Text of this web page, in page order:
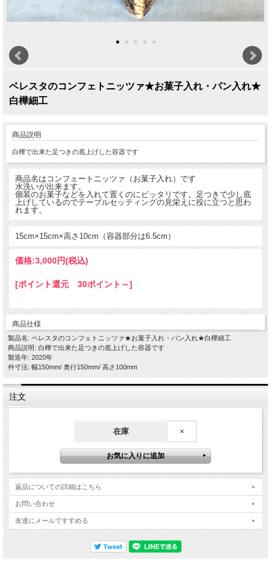
ベレスタのコンフェトニッツァ★お菓子入れ・パン入れ★
白樺細工
商品説明
白樺で出来た足つきの底上げした容器です
商品名はコンフェートニッツァ（お菓子入れ）です
水洗いが出来ます。
個装のお菓子などを入れて置くのにピッタリです。足つきで少し底
上げしているのでテーブルセッティングの見栄えに役に立つと思わ
れます。
15cm×15cm×高さ10cm（容器部分は6.5cm）
価格:3,000円(税込)
[ポイント還元 30ポイント～]
商品仕様
製品名: ベレスタのコンフェトニッツァ★お菓子入れ・パン入れ★白樺細工
商品説明: 白樺で出来た足つきの底上げした容器です
製造年: 2020年
外寸法: 幅150mm/ 奥行150mm/ 高さ100mm
注文
在庫 ×
返品についての詳細はこちら
お問い合わせ
友達にメールですすめる